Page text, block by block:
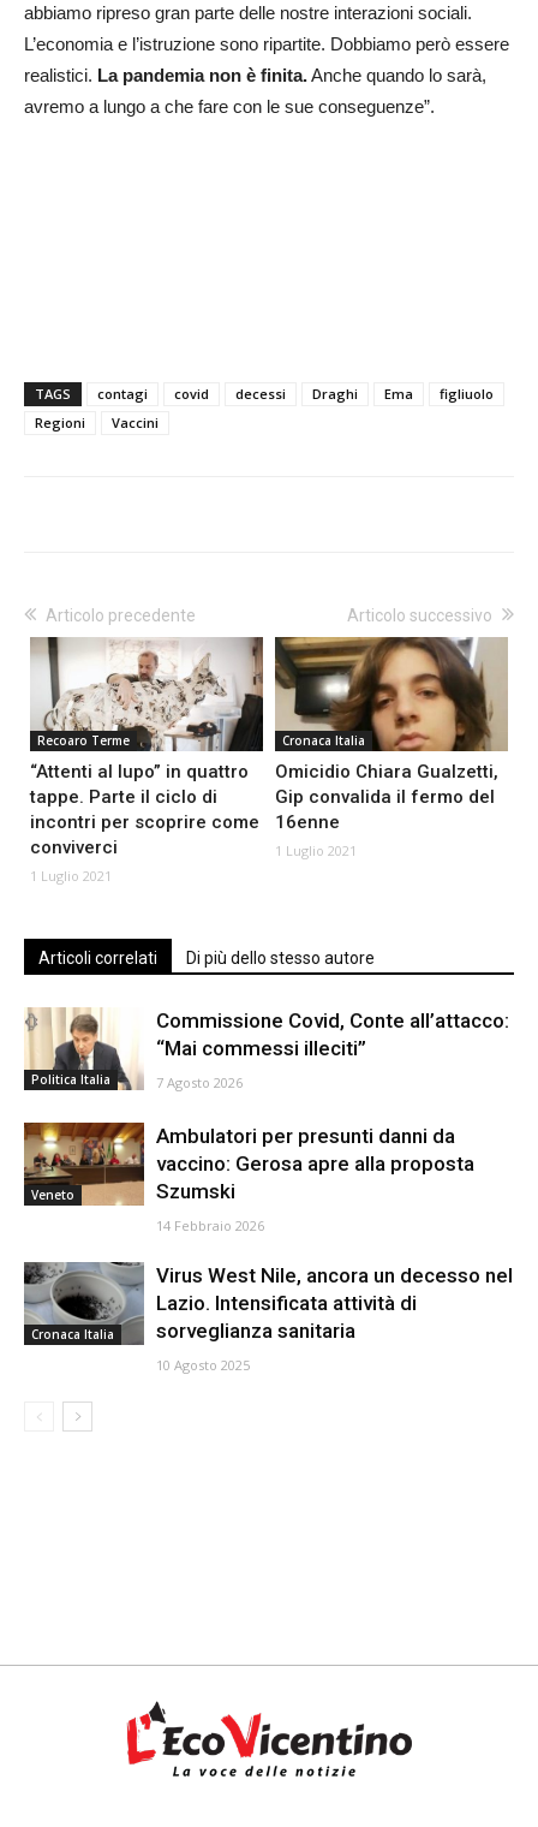
abbiamo ripreso gran parte delle nostre interazioni sociali.
L’economia e l’istruzione sono ripartite. Dobbiamo però essere
realistici. La pandemia non è finita.Anche quando lo sarà,
avremo a lungo a che fare con le sue conseguenze”.
TAGS contagi covid decessi Draghi Ema
figliuolo
Regioni
Vaccini
Articolo precedente
Recoaro Terme
“Attenti al lupo” in quattro
tappe. Parte il ciclo di
incontri per scoprire come
conviverci
1 Luglio 2021
Articolo successivo
Cronaca Italia
Omicidio Chiara Gualzetti,
Gip convalida il fermo del
16enne
1 Luglio 2021
Articoli correlati Di più dello stesso autore
Politica Italia
Commissione Covid, Conte all’attacco:
“Mai commessi illeciti”
7 Agosto 2026
Veneto
Ambulatori per presunti danni da
vaccino: Gerosa apre alla proposta
Szumski
14 Febbraio 2026
Cronaca Italia
Virus West Nile, ancora un decesso nel
Lazio. Intensificata attività di
sorveglianza sanitaria
10 Agosto 2025